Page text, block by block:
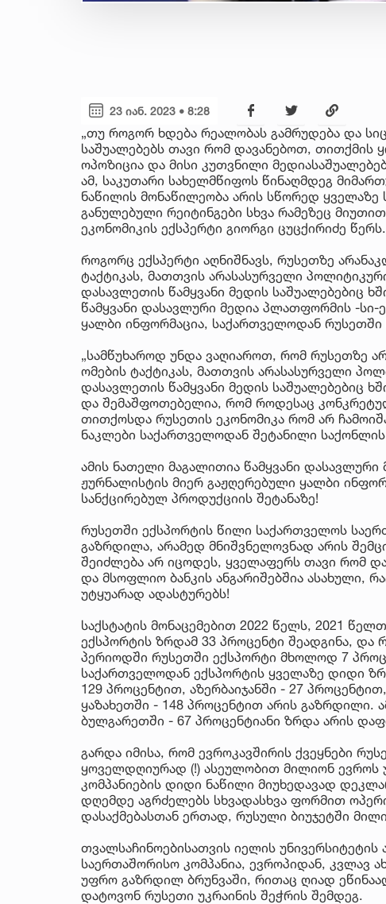
23 იან. 2023 • 8:28
„თუ როგორ ხდება რეალობას გამრუდება და
საშუალებებს თავი რომ დავანებოთ,
ოპოზიცია და მისი კუთვნილი
ამ, საკუთარი სახელმწიფოს წინაღმდეგ
ნაწილის მონაწილეობა არის სწორედ ყველაზე
განულებული რეიტინგები სხვა რამეზეც
ეკონომიკის ექსპერტი გიორგი ცუცქირიძე წერს.
როგორც ექსპერტი აღნიშნავს, რუსეთზე
ტაქტიკას, მათთვის არასასურველი
დასავლეთის წამყვანი მედის საშუალებებიც
წამყვანი დასავლური მედია პლათფორმის -სი-
ყალბი ინფორმაცია, საქართველოდან რუსეთში
„სამწუხაროდ უნდა ვაღიაროთ, რომ რუსეთზე
ომების ტაქტიკას, მათთვის არასასურველი
დასავლეთის წამყვანი მედის საშუალებებიც
და შემაშფოთებელია, რომ როდესაც
თითქოსდა რუსეთის ეკონომიკა რომ არ
ნაკლები საქართველოდან შეტანილი
ამის ნათელი მაგალითია წამყვანი
ჟურნალისტის მიერ გაჟღერებული ყალბი
სანქცირებულ პროდუქციის შეტანაზე!
რუსეთში ექსპორტის წილი საქართველოს
გაზრდილა, არამედ მნიშვნელოვნად არის
შეიძლება არ იცოდეს, ყველაფერს თავი რომ
და მსოფლიო ბანკის ანგარიშებშია ასახული,
უტყუარად ადასტურებს!
საქსტატის მონაცემებით 2022 წელს, 2021
ექსპორტის ზრდამ 33 პროცენტი შეადგინა, და
პერიოდში რუსეთში ექსპორტი მხოლოდ 7
საქართველოდან ექსპორტის ყველაზე დიდი
129 პროცენტით, აზერბაიჯანში - 27
ყაზახეთში - 148 პროცენტით არის გაზრდილი.
ბულგარეთში - 67 პროცენტიანი ზრდა არის
გარდა იმისა, რომ ევროკავშირის ქვეყნები
ყოველდღიურად (!) ასეულობით მილიონ ევროს
კომპანიების დიდი ნაწილი მიუხედავად
დღემდე აგრძელებს სხვადასხვა ფორმით
დასაქმებასთან ერთად, რუსული ბიუჯეტში
თვალსაჩინოებისათვის იელის უნივერსიტეტის
საერთაშორისო კომპანია, ევროპიდან, კვლავ
უფრო გაზრდილ ბრუნვაში, რითაც ღიად
დატოვონ რუსეთი უკრაინის შეჭრის შემდეგ.